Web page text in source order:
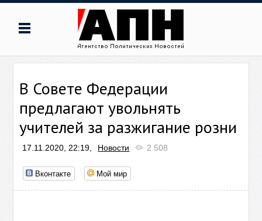
В Совете Федерации
предлагают увольнять
учителей за разжигание розни
17.11.2020, 22:19, Новости 2 508
Вконтакте Мой мир